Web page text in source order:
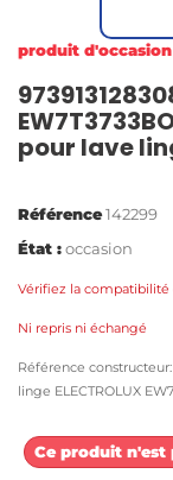
produit d'occasion
pour lave
Référence142299
État :occasion
Vérifiez la compatibilité
Ni repris ni échangé
Référence
linge ELECTROLUX
Ce produit n'est